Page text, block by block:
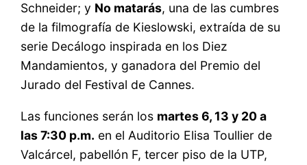
Schneider; y No matarás, una de las cumbres
de la filmografía de Kieslowski, extraída de su
serie Decálogo inspirada en los Diez
Mandamientos, y ganadora del Premio del
Jurado del Festival de Cannes.
Las funciones serán los martes 6, 13 y 20 a
las 7:30 p.m. en el Auditorio Elisa Toullier de
Valcárcel, pabellón F, tercer piso de la UTP,